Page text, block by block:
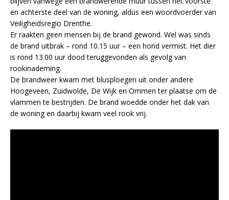
en achterste deel van de woning, aldus een woordvoerder van
Veiligheidsregio Drenthe.
Er raakten geen mensen bij de brand gewond. Wel was sinds
de brand uitbrak – rond 10.15 uur – een hond vermist. Het dier
is rond 13.00 uur dood teruggevonden als gevolg van
rookinademing.
De brandweer kwam met blusploegen uit onder andere
Hoogeveen, Zuidwolde, De Wijk en Ommen ter plaatse om de
vlammen te bestrijden. De brand woedde onder het dak van
de woning en daarbij kwam veel rook vrij.